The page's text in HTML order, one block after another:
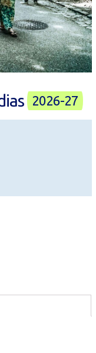
2026-27